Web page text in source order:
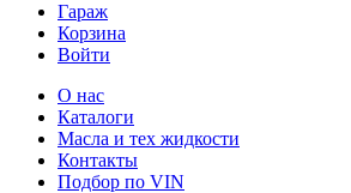
Гараж
Корзина
Войти
О нас
Каталоги
Масла и тех жидкости
Контакты
Подбор по VIN